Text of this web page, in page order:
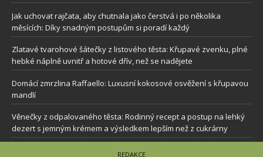
Jak uchovat rajčata, aby chutnala jako čerstvá i po několika
měsících: Díky snadným postupům si poradí každý
Zlatavé tvarohové šátečky z listového těsta: Křupavé zvenku, plné
hebké náplně uvnitř a hotové dřív, než se nadějete
Domácí zmrzlina Raffaello: Luxusní kokosové osvěžení s křupavou
mandlí
Věnečky z odpalovaného těsta: Rodinný recept a postup na lehký
dezert s jemným krémem a výsledkem lepším než z cukrárny
REDAKCE